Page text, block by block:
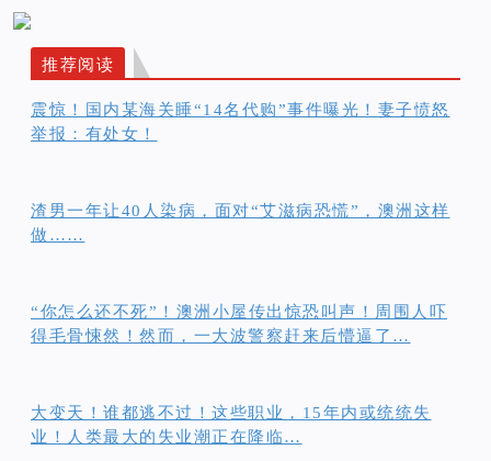
推荐阅读
震惊！国内某海关睡“14名代购”事件曝光！妻子愤怒
举报：有处女！
渣男一年让40人染病，面对“艾滋病恐慌”，澳洲这样
做……
“你怎么还不死”！澳洲小屋传出惊恐叫声！周围人吓
得毛骨悚然！然而，一大波警察赶来后懵逼了…
大变天！谁都逃不过！这些职业，15年内或统统失
业！人类最大的失业潮正在降临…